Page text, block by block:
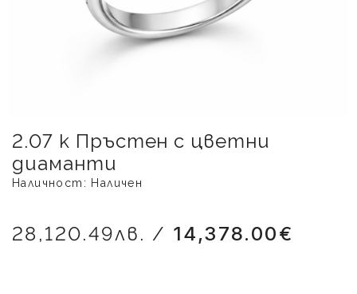
2.07 к Пръстен с цветни
диаманти
Наличност: Наличен
28,120.49лв. / 14,378.00€